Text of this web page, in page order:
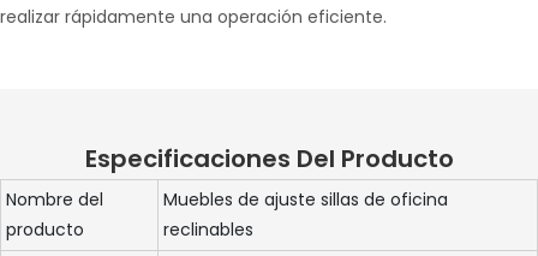
realizar rápidamente una operación eficiente.
Especificaciones Del Producto
Nombre del
producto
Muebles de ajuste sillas de oficina
reclinables